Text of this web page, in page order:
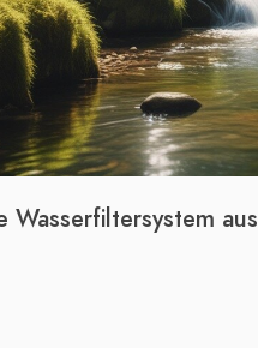
Wasserfiltersystem aus